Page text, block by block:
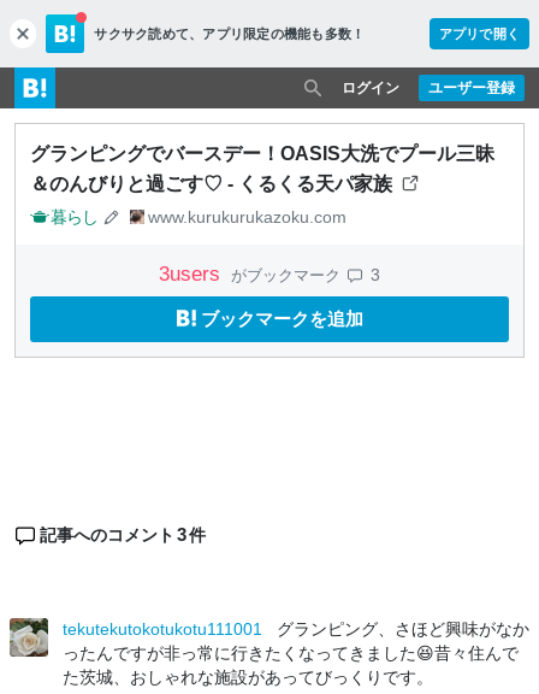
c
l
o
s
e
サクサク読めて、 アプリ限定の機能も多数！ アプリで開く
ユーザー登録
ログイン
グランピングでバースデー！OASIS大洗でプール三昧
＆のんびりと過ごす♡ - くるくる天パ家族
暮らし www.kurukurukazoku.com
3users がブックマーク 3
ブックマークを追加
記事へのコメント 3件
tekutekutokotukotu111001
グランピング、さほど興味がなか
ったんですが非っ常に行きたくなってきました😆昔々住んで
た茨城、おしゃれな施設があってびっくりです。